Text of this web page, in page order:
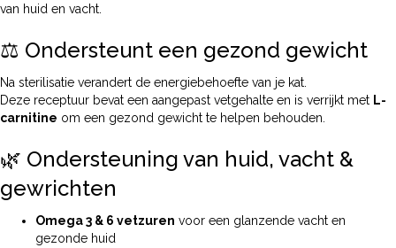
van huid en vacht.
⚖️ Ondersteunt een gezond gewicht
Na sterilisatie verandert de energiebehoefte van je kat.
Deze receptuur bevat een aangepast vetgehalte en is verrijkt met L-
carnitine om een gezond gewicht te helpen behouden.
🌿 Ondersteuning van huid, vacht &
gewrichten
Omega 3 & 6 vetzuren voor een glanzende vacht en
gezonde huid